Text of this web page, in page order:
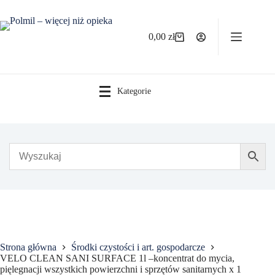
treści
Koszyk
0,00zł
Kategorie
Strona główna
Środki czystości i art. gospodarcze
VELO CLEAN SANI SURFACE 1l –koncentrat do mycia,
pięlegnacji wszystkich powierzchni i sprzętów sanitarnych x 1